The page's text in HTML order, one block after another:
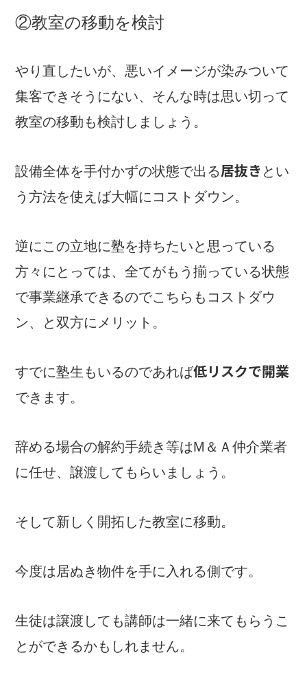
②教室の移動を検討
やり直したいが、悪いイメージが染みついて
集客できそうにない、そんな時は思い切って
教室の移動も検討しましょう。
設備全体を手付かずの状態で出る居抜き とい
う方法を使えば大幅にコストダウン。
逆にこの立地に塾を持ちたいと思っている
方々にとっては、全てがもう揃っている状態
で事業継承できるのでこちらもコストダウ
ン、と双方にメリット。
すでに塾生もいるのであれば低リスクで開業
できます。
辞める場合の解約手続き等はM＆Ａ仲介業者
に任せ、譲渡してもらいましょう。
そして新しく開拓した教室に移動。
今度は居ぬき物件を手に入れる側です。
生徒は譲渡しても講師は一緒に来てもらうこ
とができるかもしれません。